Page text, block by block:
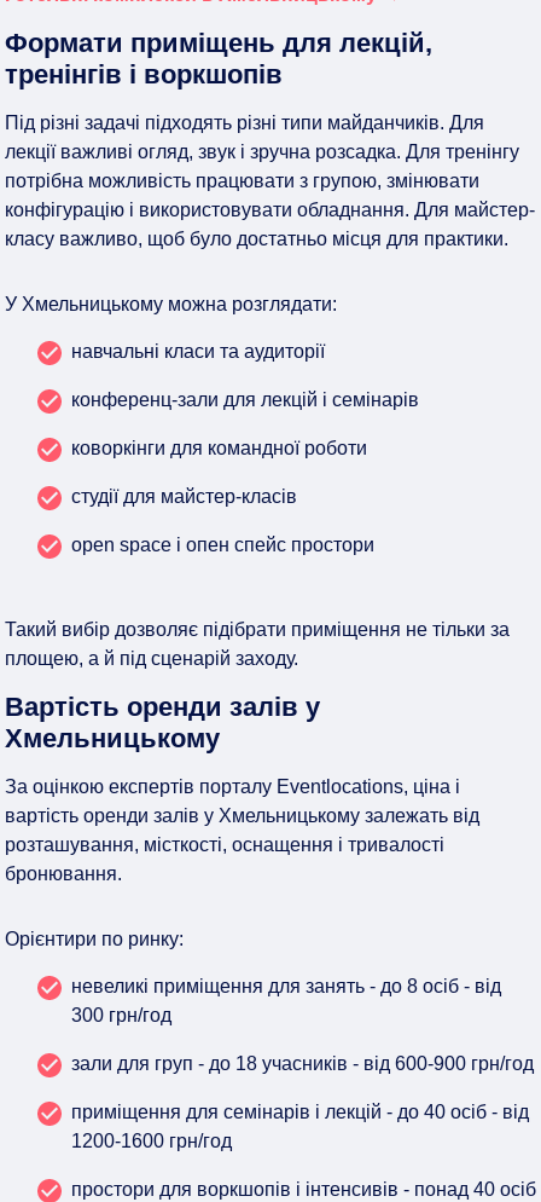
Формати приміщень для лекцій,
тренінгів і воркшопів
Під різні задачі підходять різні типи майданчиків. Для
лекції важливі огляд, звук і зручна розсадка. Для тренінгу
потрібна можливість працювати з групою, змінювати
конфігурацію і використовувати обладнання. Для майстер-
класу важливо, щоб було достатньо місця для практики.
У Хмельницькому можна розглядати:
навчальні класи та аудиторії
конференц-зали для лекцій і семінарів
коворкінги для командної роботи
студії для майстер-класів
open space і опен спейс простори
Такий вибір дозволяє підібрати приміщення не тільки за
площею, а й під сценарій заходу.
Вартість оренди залів у
Хмельницькому
За оцінкою експертів порталу Eventlocations, ціна і
вартість оренди залів у Хмельницькому залежать від
розташування, місткості, оснащення і тривалості
бронювання.
Орієнтири по ринку:
невеликі приміщення для занять - до 8 осіб - від
300 грн/год
зали для груп - до 18 учасників - від 600-900 грн/год
приміщення для семінарів і лекцій - до 40 осіб - від
1200-1600 грн/год
простори для воркшопів і інтенсивів - понад 40 осіб